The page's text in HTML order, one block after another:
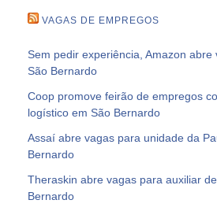
VAGAS DE EMPREGOS
Sem pedir experiência, Amazon abre
São Bernardo
Coop promove feirão de empregos
logístico em São Bernardo
Assaí abre vagas para unidade da
Bernardo
Theraskin abre vagas para auxiliar
Bernardo